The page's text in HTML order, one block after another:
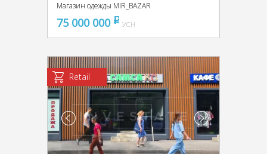
Магазин одежды MIR_BAZAR
75 000 000 pуб
УСН
Retail